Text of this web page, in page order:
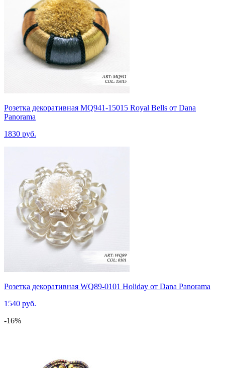
Розетка декоративная MQ941-15015 Royal Bells от Dana
Panorama
1830 руб.
Розетка декоративная WQ89-0101 Holiday от Dana Panorama
1540 руб.
-16%